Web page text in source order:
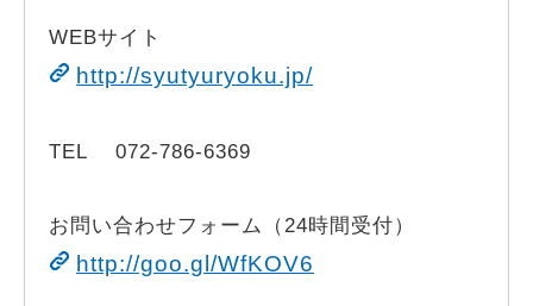
WEBサイト
http://syutyuryoku.jp/
TEL 072-786-6369
お問い合わせフォーム（24時間受付）
http://goo.gl/WfKOV6